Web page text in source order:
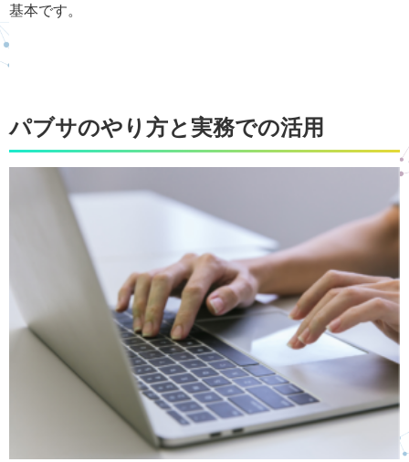
基本です。
パブサのやり方と実務での活用